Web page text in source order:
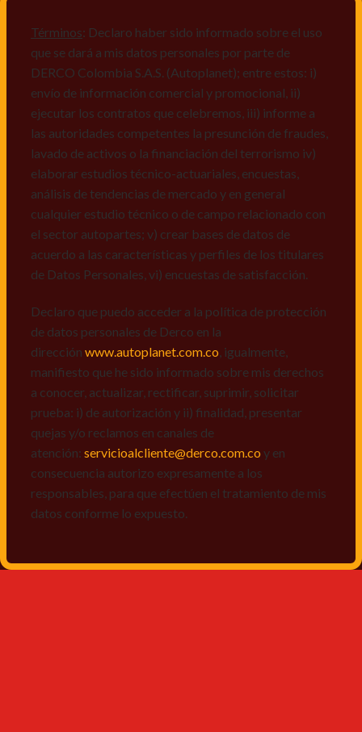
mismos, vi) crear bases de datos de acuerdo a las
características y perfiles de los titulares de Datos
Personales, v) encuestas de satisfacción, vi) reportes
recall.
Declaro que puedo acceder a la política de protección
de datos personales de Derco en la
direcciónwww.autoplanet.com.co, igualmente,
manifiesto que he sido informado sobre mis derechos
a conocer, actualizar, rectificar, suprimir, solicitar
prueba: i) de autorización y ii) finalidad, presentar
quejas y/o reclamos en canales de
atención: servicioalcliente@derco.com.coy en
responsables, para que efectúen el tratamiento de mis
datos conforme lo expuesto.
Términos: Declaro haber sido informado sobre el uso
que se dará a mis datos personales por parte de
DERCO Colombia S.A.S. (Autoplanet); entre estos: i)
envío de información comercial y promocional, ii)
ejecutar los contratos que celebremos, iii) informe a
las autoridades competentes la presunción de fraudes,
lavado de activos o la financiación del terrorismo iv)
elaborar estudios técnico-actuariales, encuestas,
análisis de tendencias de mercado y en general
cualquier estudio técnico o de campo relacionado con
el sector autopartes; v) crear bases de datos de
acuerdo a las características y perfiles de los titulares
de Datos Personales, vi) encuestas de satisfacción.
Declaro que puedo acceder a la política de protección
de datos personales de Derco en la
dirección www.autoplanet.com.co , igualmente,
manifiesto que he sido informado sobre mis derechos
a conocer, actualizar, rectificar, suprimir, solicitar
prueba: i) de autorización y ii) finalidad, presentar
quejas y/o reclamos en canales de
atención: servicioalcliente@derco.com.co y en
consecuencia autorizo expresamente a los
responsables, para que efectúen el tratamiento de mis
datos conforme lo expuesto.